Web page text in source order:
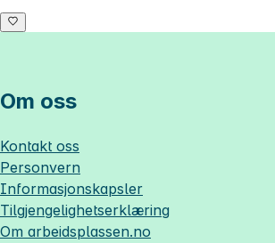
Om oss
Kontakt oss
Personvern
Informasjonskapsler
Tilgjengelighetserklæring
Om arbeidsplassen.no